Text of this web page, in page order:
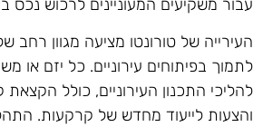
משקיעים המעוניינים לרכוש נכס
של טורונטו מציעה מגוון רחב
בפיתוחים עירוניים. כל יזם או
התכנון העירוניים, כולל הקצאת
לייעוד מחדש של קרקעות.